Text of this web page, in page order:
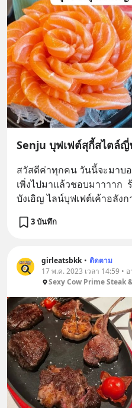
Senju บุฟเฟต์สุกี้สไตล์ญี่
สวัสดีค่าทุกคน วันนี้จะมาบ
เพิ่งไปมาแล้วชอบมาาาาก
บังเอิญ ไลน์บุฟเฟต์เค้าอลัง
3 บันทึก
girleatsbkk • ติดตาม
17 พ.ค. 2023 เวลา 14:59 •
Sexy Cow Prime Steak